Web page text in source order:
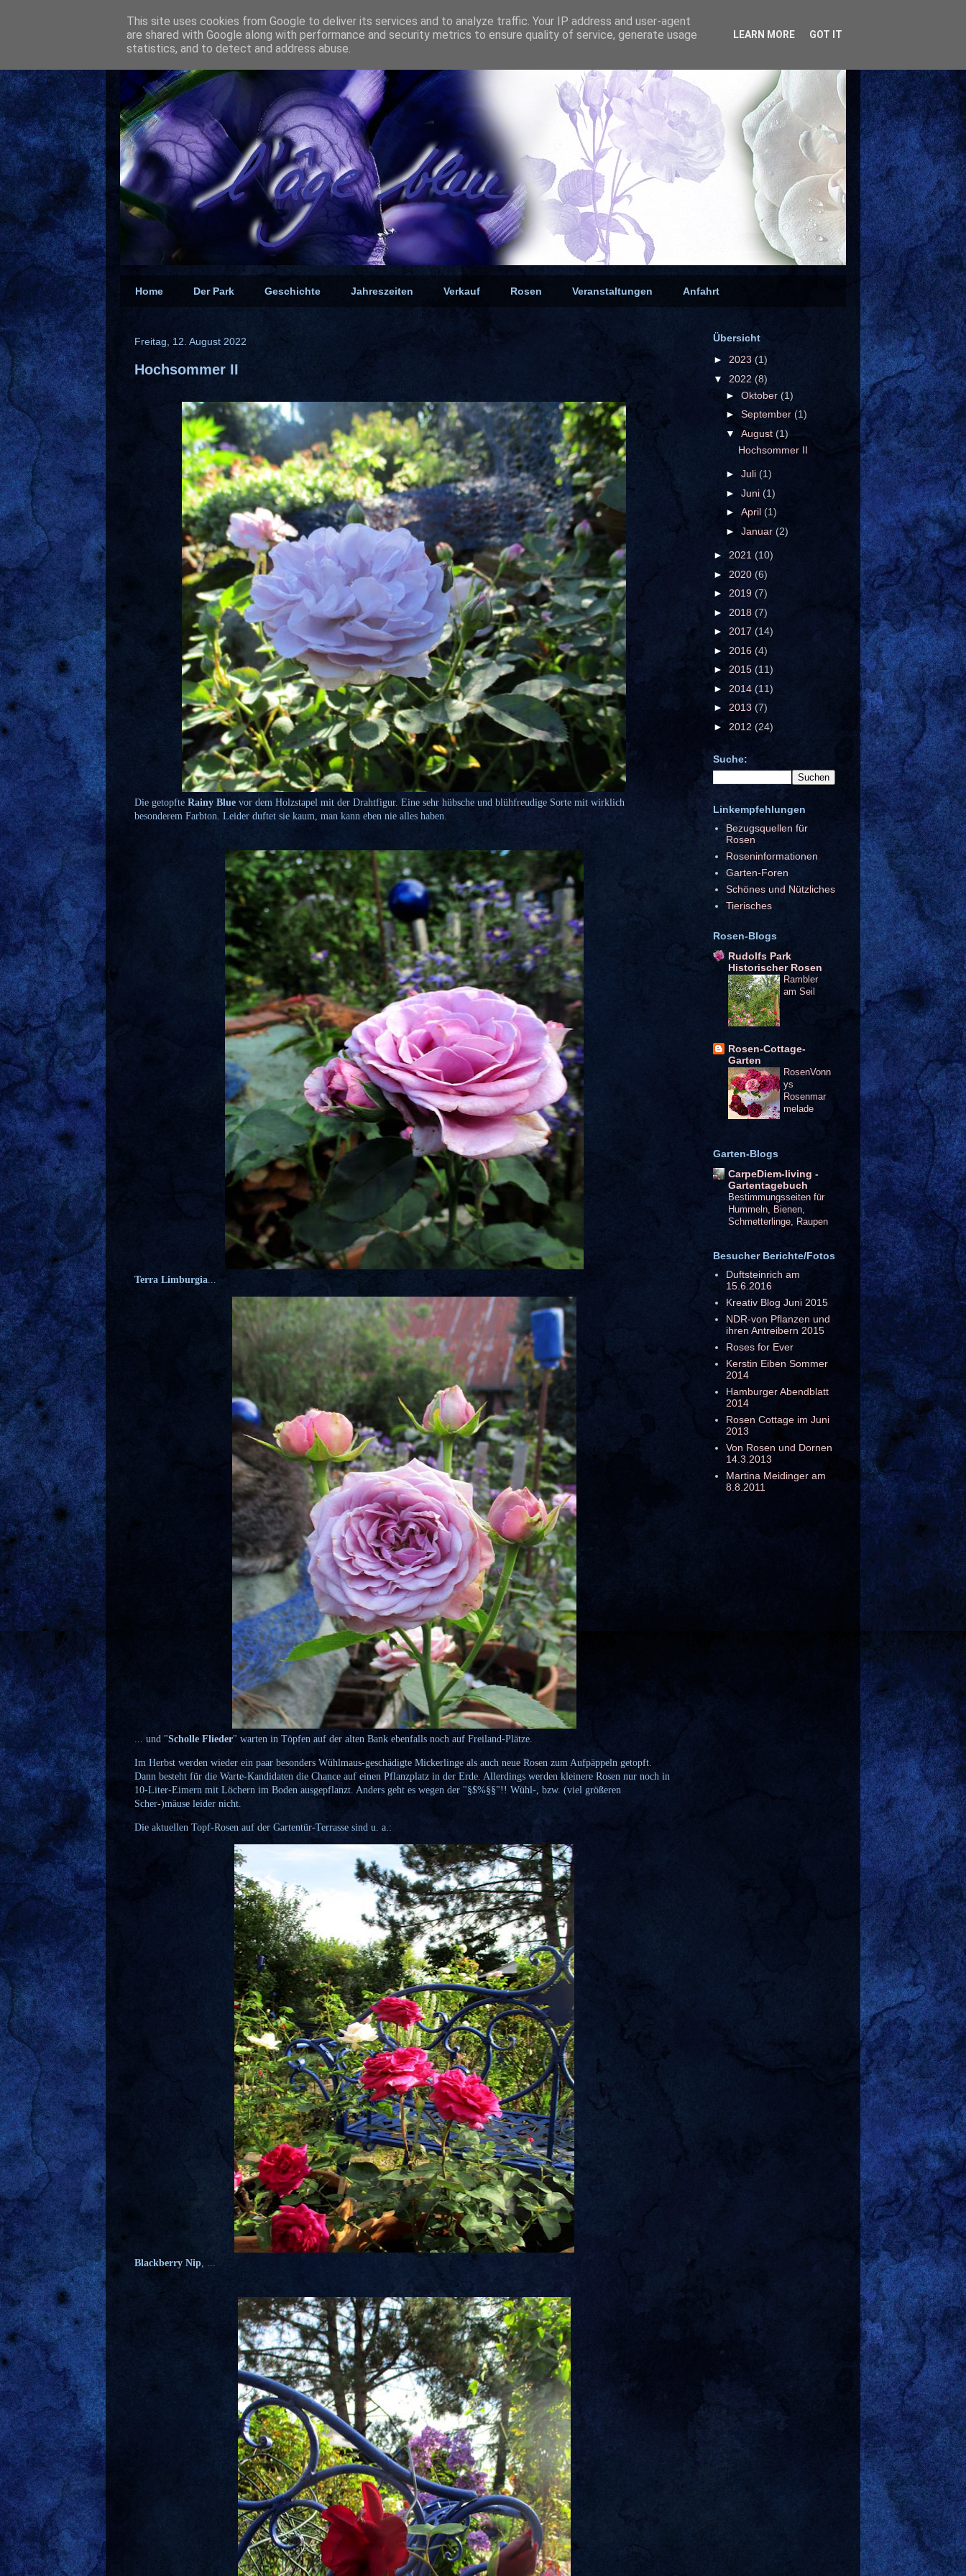
Home Der Park Geschichte Jahreszeiten Verkauf Rosen Veranstaltungen Anfahrt
Freitag, 12. August 2022
Hochsommer II
Die getopfte Rainy Blue vor dem Holzstapel mit der Drahtfigur. Eine sehr hübsche und blühfreudige Sorte mit wirklich
besonderem Farbton. Leider duftet sie kaum, man kann eben nie alles haben.
Terra Limburgia...
... und "Scholle Flieder" warten in Töpfen auf der alten Bank ebenfalls noch auf Freiland-Plätze.
Im Herbst werden wieder ein paar besonders Wühlmaus-geschädigte Mickerlinge als auch neue Rosen zum Aufpäppeln getopft.
Dann besteht für die Warte-Kandidaten die Chance auf einen Pflanzplatz in der Erde. Allerdings werden kleinere Rosen nur noch in
10-Liter-Eimern mit Löchern im Boden ausgepflanzt. Anders geht es wegen der "§$%§§"!! Wühl-, bzw. (viel größeren
Scher-)mäuse leider nicht.
Die aktuellen Topf-Rosen auf der Gartentür-Terrasse sind u. a.:
Blackberry Nip, ...
Übersicht
► 2023 (1)
▼ 2022 (8)
► Oktober (1)
► September (1)
▼ August (1)
Hochsommer II
► Juli (1)
► Juni (1)
► April (1)
► Januar (2)
► 2021 (10)
► 2020 (6)
► 2019 (7)
► 2018 (7)
► 2017 (14)
► 2016 (4)
► 2015 (11)
► 2014 (11)
► 2013 (7)
► 2012 (24)
Suche:
Linkempfehlungen
Bezugsquellen für
Rosen
Roseninformationen
Garten-Foren
Schönes und Nützliches
Tierisches
Rosen-Blogs
Rudolfs Park
Historischer Rosen
Rambler
am Seil
Rosen-Cottage-
Garten
RosenVonn
ys
Rosenmar
melade
Garten-Blogs
CarpeDiem-living -
Gartentagebuch
Bestimmungsseiten für
Hummeln, Bienen,
Schmetterlinge, Raupen
Besucher Berichte/Fotos
Duftsteinrich am
15.6.2016
Kreativ Blog Juni 2015
NDR-von Pflanzen und
ihren Antreibern 2015
Roses for Ever
Kerstin Eiben Sommer
2014
Hamburger Abendblatt
2014
Rosen Cottage im Juni
2013
Von Rosen und Dornen
14.3.2013
Martina Meidinger am
8.8.2011
This site uses cookies from Google to deliver its services and to analyze traffic. Your IP address and user-agent
are shared with Google along with performance and security metrics to ensure quality of service, generate usage
statistics, and to detect and address abuse.
LEARN MORE GOT IT